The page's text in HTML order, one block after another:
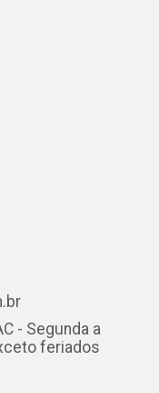
- Segunda a
feriados